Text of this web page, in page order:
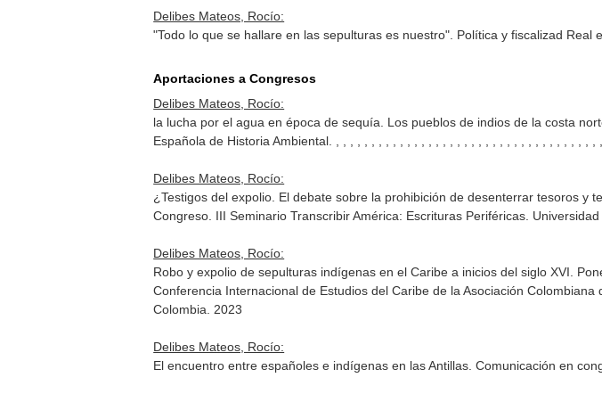
Delibes Mateos, Rocío:
"Todo lo que se hallare en las sepulturas es nuestro". Política y fiscalizad
Aportaciones a Congresos
Delibes Mateos, Rocío:
la lucha por el agua en época de sequía. Los pueblos de indios de la costa
Española de Historia Ambiental. , , , , , , , , , , , , , , , , , , , , , , , , , , , , , , , , , , , ,
Delibes Mateos, Rocío:
¿Testigos del expolio. El debate sobre la prohibición de desenterrar tesoros
Congreso. III Seminario Transcribir América: Escrituras Periféricas.
Delibes Mateos, Rocío:
Robo y expolio de sepulturas indígenas en el Caribe a inicios del siglo XVI.
Conferencia Internacional de Estudios del Caribe de la Asociación
Colombia. 2023
Delibes Mateos, Rocío:
El encuentro entre españoles e indígenas en las Antillas. Comunicación en